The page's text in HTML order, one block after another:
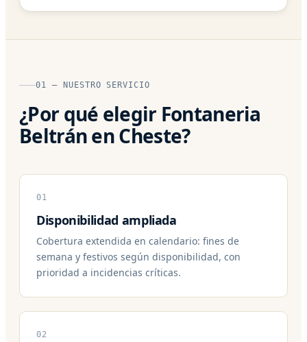
01 — NUESTRO SERVICIO
¿Por qué elegir Fontaneria
Beltrán en Cheste?
01
Disponibilidad ampliada
Cobertura extendida en calendario: fines de
semana y festivos según disponibilidad, con
prioridad a incidencias críticas.
02